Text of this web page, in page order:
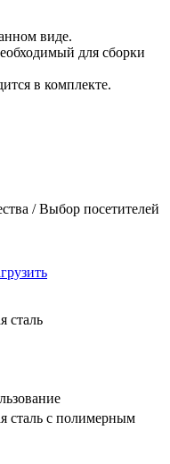
виде.
для сборки
в комплекте.
/ Выбор посетителей
сталь
сталь с полимерным